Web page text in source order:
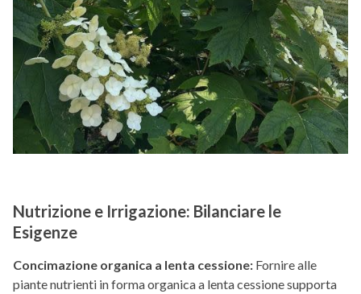
Nutrizione e Irrigazione: Bilanciare le
Esigenze
Concimazione organica a lenta cessione: Fornire alle
piante nutrienti in forma organica a lenta cessione supporta